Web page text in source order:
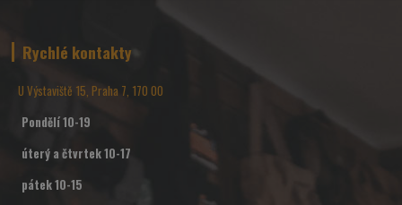
Rychlé kontakty
U Výstaviště 15, Praha 7, 170 00
Pondělí 10-19
úterý a čtvrtek 10-17
pátek 10-15